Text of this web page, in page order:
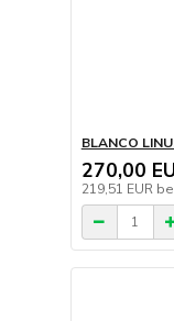
BLANCO
270,00
219,51 EUR